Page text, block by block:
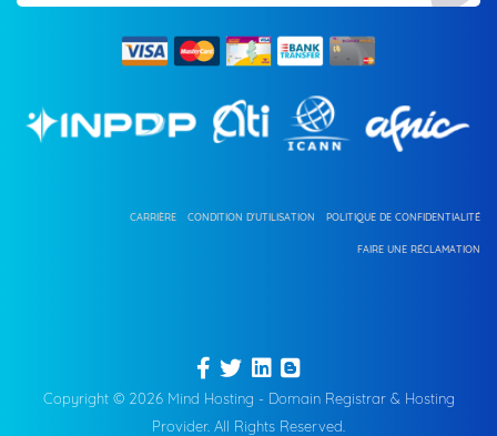
POLITIQUE DE CONFIDENTIALITÉ
CONDITION D'UTILISATION
CARRIÈRE
FAIRE UNE RÉCLAMATION
Copyright © 2026 Mind Hosting - Domain Registrar & Hosting
Provider. All Rights Reserved.